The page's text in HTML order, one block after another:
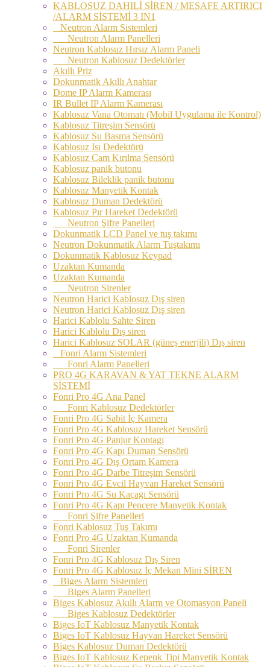
KABLOSUZ DAHILİ SİREN / MESAFE ARTIRICI
/ALARM SİSTEMİ 3 IN1
Neutron Alarm Sistemleri
Neutron Alarm Panelleri
Neutron Kablosuz Hırsız Alarm Paneli
Neutron Kablosuz Dedektörler
Akıllı Priz
Dokunmatik Akıllı Anahtar
Dome IP Alarm Kamerası
IR Bullet IP Alarm Kamerası
Kablosuz Vana Otomatı (Mobil Uygulama ile Kontrol)
Kablosuz Titreşim Sensörü
Kablosuz Su Basma Sensörü
Kablosuz Isı Dedektörü
Kablosuz Cam Kırılma Sensörü
Kablosuz panik butonu
Kablosuz Bileklik panik butonu
Kablosuz Manyetik Kontak
Kablosuz Duman Dedektörü
Kablosuz Pır Hareket Dedektörü
Neutron Şifre Panelleri
Dokunmatik LCD Panel ve tuş takımı
Neutron Dokunmatik Alarm Tuştakımı
Dokunmatik Kablosuz Keypad
Uzaktan Kumanda
Uzaktan Kumanda
Neutron Sirenler
Neutron Harici Kablosuz Dış siren
Neutron Harici Kablosuz Dış siren
Harici Kablolu Sahte Siren
Harici Kablolu Dış siren
Harici Kablosuz SOLAR (güneş enerjili) Dış siren
Fonri Alarm Sistemleri
Fonri Alarm Panelleri
PRO 4G KARAVAN & YAT TEKNE ALARM
SİSTEMİ
Fonri Pro 4G Ana Panel
Fonri Kablosuz Dedektörler
Fonri Pro 4G Sabit İç Kamera
Fonri Pro 4G Kablosuz Hareket Sensörü
Fonri Pro 4G Panjur Kontagı
Fonri Pro 4G Kapı Duman Sensörü
Fonri Pro 4G Dış Ortam Kamera
Fonri Pro 4G Darbe Titreşim Sensörü
Fonri Pro 4G Evcil Hayvan Hareket Sensörü
Fonri Pro 4G Su Kaçagı Sensörü
Fonri Pro 4G Kapı Pencere Manyetik Kontak
Fonri Şifre Panelleri
Fonri Kablosuz Tuş Takımı
Fonri Pro 4G Uzaktan Kumanda
Fonri Sirenler
Fonri Pro 4G Kablosuz Dış Siren
Fonri Pro 4G Kablosuz İç Mekan Mini SİREN
Biges Alarm Sistemleri
Biges Alarm Panelleri
Biges Kablosuz Akıllı Alarm ve Otomasyon Paneli
Biges Kablosuz Dedektörler
Biges IoT Kablosuz Manyetik Kontak
Biges IoT Kablosuz Hayvan Hareket Sensörü
Biges Kablosuz Duman Dedektörü
Biges IoT Kablosuz Kepenk Tipi Manyetik Kontak